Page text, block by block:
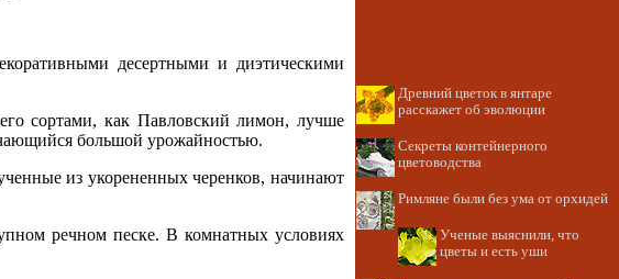
десертными и диэтическими
сортами, как Павловский лимон, лучше
большой урожайностью.
из укорененных черенков, начинают
речном песке. В комнатных условиях
Древний цветок в янтаре
расскажет об эволюции
Секреты контейнерного
цветоводства
Римляне были без ума от орхидей
Ученые выяснили, что
цветы и есть уши